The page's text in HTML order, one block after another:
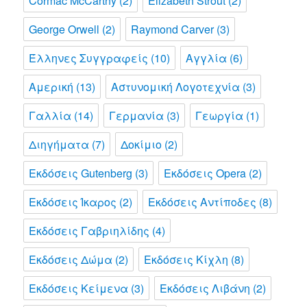
George Orwell (2) Raymond Carver(3)
Έλληνες Συγγραφείς (10) Αγγλία (6)
Αμερική (13) Αστυνομική Λογοτεχνία (3)
Γαλλία (14) Γερμανία (3) Γεωργία (1)
Διηγήματα (7) Δοκίμιο (2)
Εκδόσεις Gutenberg (3) Εκδόσεις Opera (2)
Εκδόσεις Ίκαρος (2) Εκδόσεις Αντίποδες (8)
Εκδόσεις Γαβριηλίδης (4)
Εκδόσεις Δώμα (2) Εκδόσεις Κίχλη (8)
Εκδόσεις Κείμενα (3) Εκδόσεις Λιβάνη (2)